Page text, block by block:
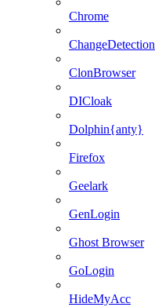
Chrome
ChangeDetection
ClonBrowser
DICloak
Dolphin{anty}
Firefox
Geelark
GenLogin
Ghost Browser
GoLogin
HideMyAcc